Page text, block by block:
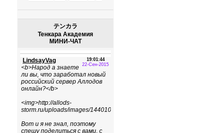
テンカラ
Тенкара Академия
МИНИ-ЧАТ